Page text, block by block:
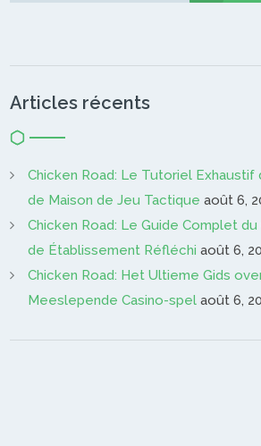
Articles récents
Chicken Road: Le Tutoriel Exhaustif
de Maison de Jeu Tactique août 6,
Chicken Road: Le Guide Complet du
de Établissement Réfléchi août 6,
Chicken Road: Het Ultieme Gids
Meeslepende Casino-spel août 6,